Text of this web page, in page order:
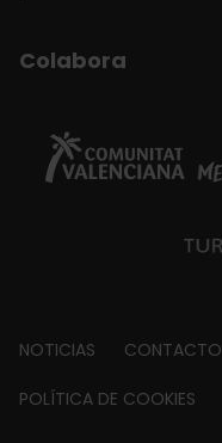
Colabora
Footer
about
NOTICIAS CONTACTO
POLÍTICA DE COOKIES